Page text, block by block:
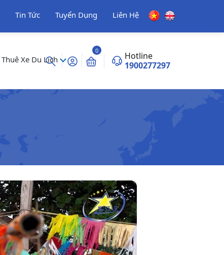
Tin Tức Tuyển Dụng Liên Hệ
Thuê Xe Du Lịch
0
Hotline
1900277297